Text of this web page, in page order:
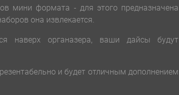
мини формата - для этого предназначена
она извлекается.
наверх органазера, ваши дайсы будут
и будет отличным дополнением